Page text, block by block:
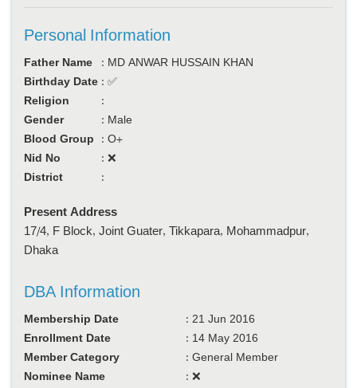
Personal Information
Father Name : MD ANWAR HUSSAIN KHAN
Birthday Date : ✅
Religion
:
Gender
: Male
Blood Group
: O+
Nid No
: ❌
District
:
Present Address
17/4, F Block, Joint Guater, Tikkapara, Mohammadpur,
Dhaka
DBA Information
Membership Date : 21 Jun 2016
Enrollment Date
: 14 May 2016
Member Category
: General Member
Nominee Name
: ❌